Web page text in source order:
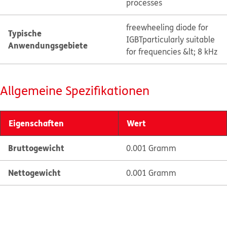
processes
Typische
Anwendungsgebiete
freewheeling diode for
IGBTparticularly suitable
for frequencies &lt; 8 kHz
Allgemeine Spezifikationen
Eigenschaften Wert
Bruttogewicht 0.001 Gramm
Nettogewicht 0.001 Gramm